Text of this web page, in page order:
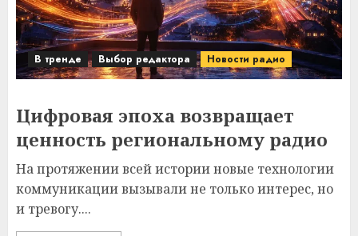
В тренде Выбор редактора Новости радио
Цифровая эпоха возвращает
ценность региональному радио
На протяжении всей истории новые технологии
коммуникации вызывали не только интерес, но
и тревогу....